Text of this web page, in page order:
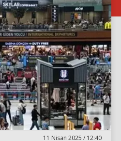
11 Nisan 2025 / 12:40